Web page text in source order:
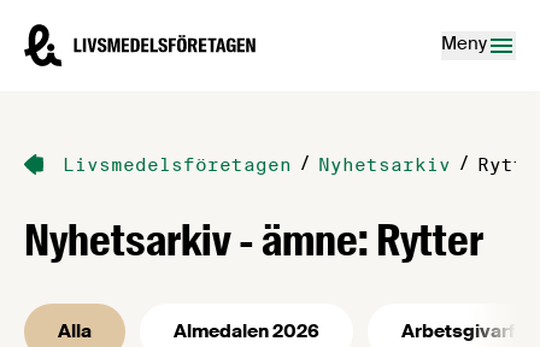
Livsmedelsföretagen – till startsidan
Meny
Livsmedelsföretagen / Nyhetsarkiv /
Nyhetsarkiv - ämne: Rytter
Alla Almedalen 2026